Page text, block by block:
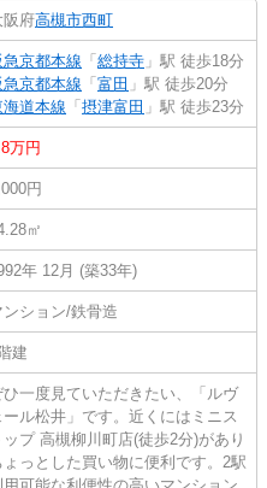
阪府高槻市西町
急京都本線 「 総持寺 」駅 徒歩18分
急京都本線 「 富田 」駅 徒歩20分
海道本線 「 摂津富田 」駅 徒歩23分
万円
円
㎡
年 12月 (築33年)
ンション/鉄骨造
建
ひ一度見ていただきたい、「ルヴ
ール松井」です。近くにはミニス
ップ 高槻柳川町店(徒歩2分)があり
ょっとした買い物に便利です。2駅